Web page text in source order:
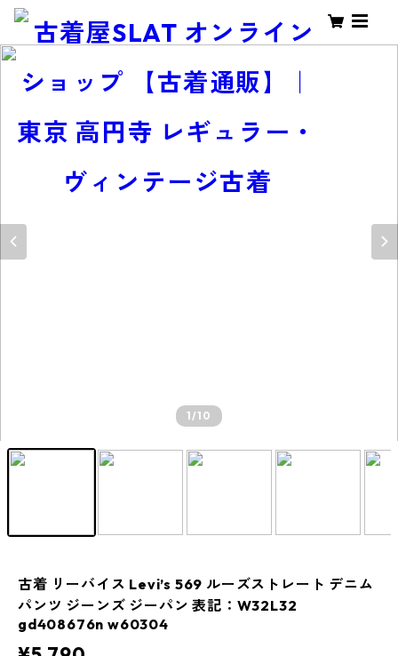
1/10
古着 リーバイス Levi’s 569 ルーズストレート デニム
パンツ ジーンズ ジーパン 表記：W32L32
gd408676n w60304